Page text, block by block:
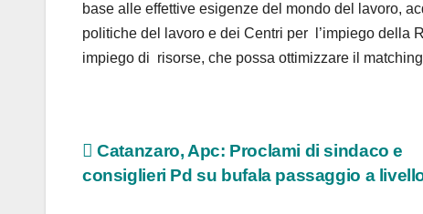
base alle effettive esigenze del mondo del lavoro,
politiche del lavoro e dei Centri per l’impiego della
impiego di risorse, che possa ottimizzare il
Navigazione
articoli
Catanzaro, Apc: Proclami di sindaco e
consiglieri Pd su bufala passaggio a